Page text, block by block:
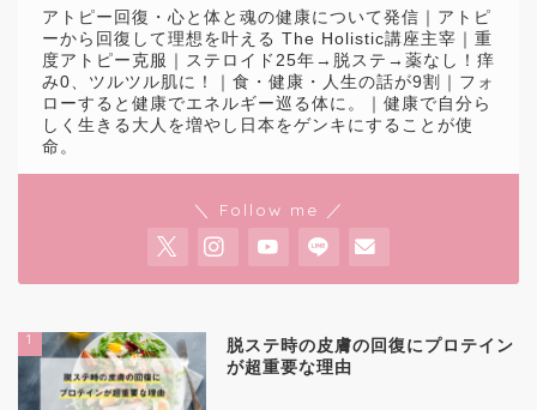
アトピー回復・心と体と魂の健康について発信｜アトピ
ーから回復して理想を叶える The Holistic講座主宰｜重
度アトピー克服｜ステロイド25年→脱ステ→薬なし！痒
み0、ツルツル肌に！｜食・健康・人生の話が9割｜フォ
ローすると健康でエネルギー巡る体に。｜健康で自分ら
しく生きる大人を増やし日本をゲンキにすることが使
命。
＼ Follow me ／
1
脱ステ時の皮膚の回復にプロテイン
が超重要な理由